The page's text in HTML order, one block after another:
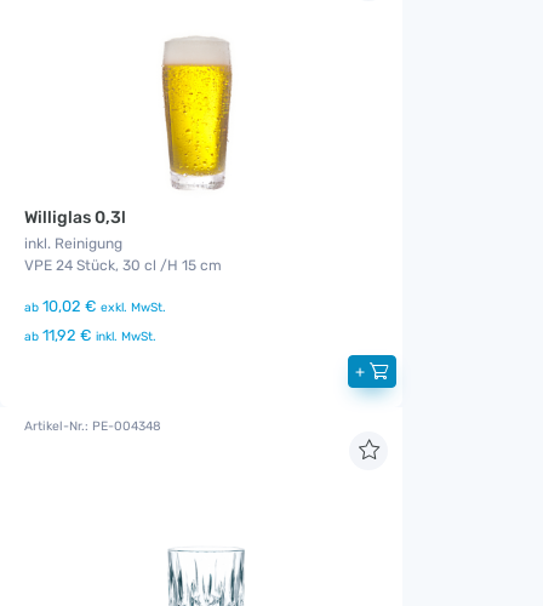
Williglas 0,3l
inkl. Reinigung
VPE 24 Stück, 30 cl /H 15 cm
ab 10,02 € exkl. MwSt.
ab 11,92 € inkl. MwSt.
+
Artikel-Nr.: PE-004348